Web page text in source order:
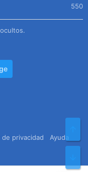
550
de privacidad
Ayuda